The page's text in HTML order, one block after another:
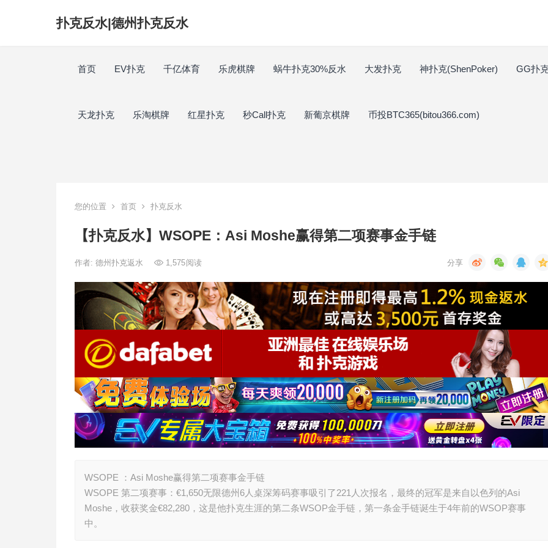
扑克反水|德州扑克反水
首页 EV扑克 千亿体育 乐虎棋牌 蜗牛扑克30%反水 大发扑克 神扑克(ShenPoker) GG扑
天龙扑克 乐淘棋牌 红星扑克 秒Call扑克 新葡京棋牌 币投BTC365(bitou366.com)
您的位置 首页 扑克反水
【扑克反水】WSOPE：Asi Moshe赢得第二项赛事金手链
作者: 德州扑克返水 1,575阅读
WSOPE ：Asi Moshe赢得第二项赛事金手链
WSOPE 第二项赛事：€1,650无限德州6人桌深筹码赛事吸引了221人次报名，最终的冠军是来自以色列的Asi
Moshe，收获奖金€82,280，这是他扑克生涯的第二条WSOP金手链，第一条金手链诞生于4年前的WSOP赛事
中。